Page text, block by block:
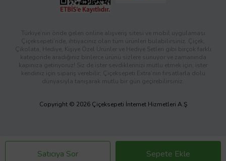
Satıcıya Sor Sepete Ekle
Türkiye’nin önde gelen online alışveriş sitesi ve mobil uygulaması
Çiçeksepeti’nde, ihtiyacınız olan tüm ürünleri bulabilirsiniz. Çiçek,
Çikolata, Hediye, Kişiye Özel Ürünler ve Hediye Setleri gibi birçok farklı
kategoride aradığınız binlerce ürünü sizlere sunuyor ve zamanında
kapınıza getiriyoruz! Siz de ister sevdiklerinizi mutlu etmek için, ister
kendiniz için sipariş verebilir; Çiçeksepeti Extra’nın fırsatlarla dolu
dünyasıyla tanışarak mutlu bir gün geçirebilirsiniz.
Copyright © 2026 Çiçeksepeti İnternet Hizmetleri A.Ş